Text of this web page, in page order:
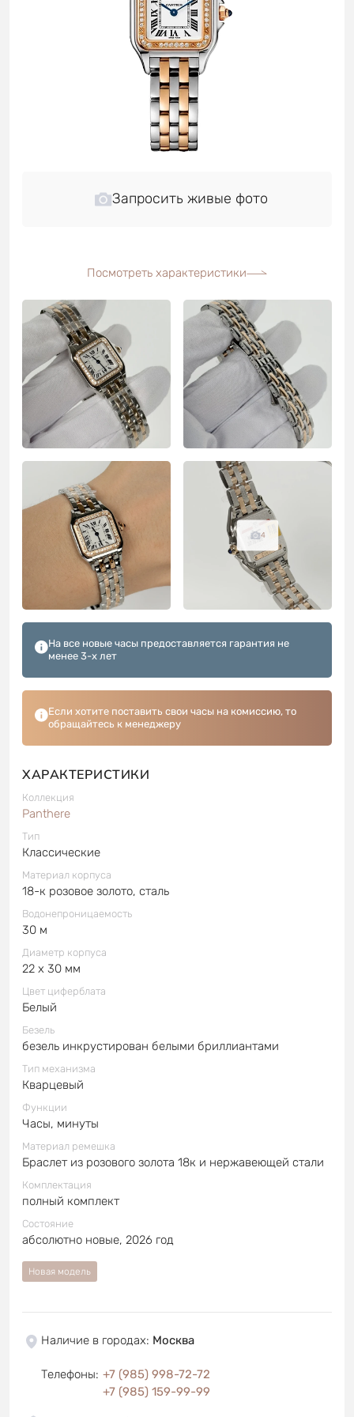
Запросить живые фото
Посмотреть характеристики
4
На все новые часы предоставляется гарантия не
менее 3-х лет
Если хотите поставить свои часы на комиссию, то
обращайтесь к менеджеру
ХАРАКТЕРИСТИКИ
Коллекция
Panthere
Тип
Классические
Материал корпуса
18-к розовое золото, сталь
Водонепроницаемость
30 м
Диаметр корпуса
22 x 30 мм
Цвет циферблата
Белый
Безель
безель инкрустирован белыми бриллиантами
Тип механизма
Кварцевый
Функции
Часы, минуты
Материал ремешка
Браслет из розового золота 18к и нержавеющей стали
Комплектация
полный комплект
Состояние
абсолютно новые, 2026 год
Новая модель
Наличие в городах: Москва
Телефоны: +7 (985) 998-72-72
+7 (985) 159-99-99